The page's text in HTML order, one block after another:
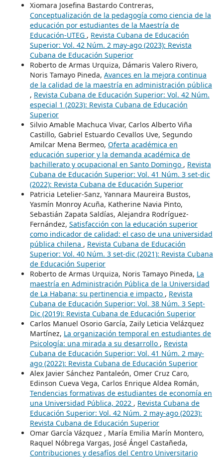
Xiomara Josefina Bastardo Contreras,
Conceptualización de la pedagogía como ciencia de la
educación por estudiantes de la Maestría de
Educación-UTEG , Revista Cubana de Educación
Superior: Vol. 42 Núm. 2 may-ago (2023): Revista
Cubana de Educación Superior
Roberto de Armas Urquiza, Dámaris Valero Rivero,
Noris Tamayo Pineda, Avances en la mejora continua
de la calidad de la maestría en administración pública
, Revista Cubana de Educación Superior: Vol. 42 Núm.
especial 1 (2023): Revista Cubana de Educación
Superior
Silvio Amable Machuca Vivar, Carlos Alberto Viña
Castillo, Gabriel Estuardo Cevallos Uve, Segundo
Amilcar Mena Bermeo, Oferta académica en
educación superior y la demanda académica de
bachillerato y ocupacional en Santo Domingo , Revista
Cubana de Educación Superior: Vol. 41 Núm. 3 set-dic
(2022): Revista Cubana de Educación Superior
Patricia Letelier-Sanz, Yannara Maureira Bustos,
Yasmín Monroy Acuña, Katherine Navia Pinto,
Sebastián Zapata Saldías, Alejandra Rodríguez-
Fernández, Satisfacción con la educación superior
como indicador de calidad: el caso de una universidad
pública chilena , Revista Cubana de Educación
Superior: Vol. 40 Núm. 3 set-dic (2021): Revista Cubana
de Educación Superior
Roberto de Armas Urquiza, Noris Tamayo Pineda, La
maestría en Administración Pública de la Universidad
de La Habana: su pertinencia e impacto , Revista
Cubana de Educación Superior: Vol. 38 Núm. 3 Sept-
Dic (2019): Revista Cubana de Educación Superior
Carlos Manuel Osorio García, Zaily Leticia Velázquez
Martínez, La organización temporal en estudiantes de
Psicología: una mirada a su desarrollo , Revista
Cubana de Educación Superior: Vol. 41 Núm. 2 may-
ago (2022): Revista Cubana de Educación Superior
Alex Javier Sánchez Pantaleón, Omer Cruz Caro,
Edinson Cueva Vega, Carlos Enrique Aldea Román,
Tendencias formativas de estudiantes de economía en
una Universidad Pública, 2022 , Revista Cubana de
Educación Superior: Vol. 42 Núm. 2 may-ago (2023):
Revista Cubana de Educación Superior
Omar García Vázquez , María Emilia Marín Montero,
Raquel Nóbrega Vargas, José Ángel Castañeda,
Contribuciones y desafíos del Centro Universitario